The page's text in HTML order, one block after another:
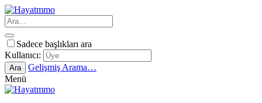
Sadece başlıkları ara
Kullanıcı:
Ara
Gelişmiş Arama…
Menü